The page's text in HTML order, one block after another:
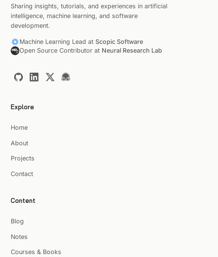
Sharing insights, tutorials, and experiences in artificial
intelligence, machine learning, and software
development.
Machine Learning Lead at Scopic Software
Open Source Contributor at Neural Research Lab
Explore
Home
About
Projects
Contact
Content
Blog
Notes
Courses & Books